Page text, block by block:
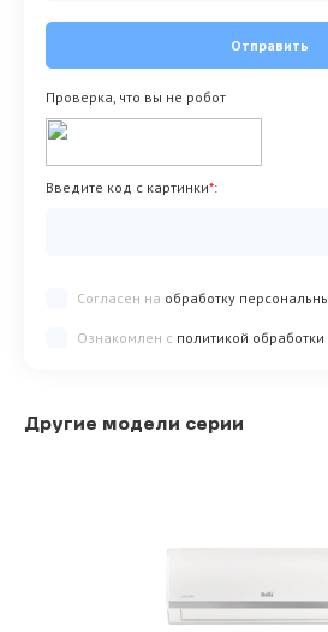
Отправить
Проверка, что вы не робот
Введите код с картинки*:
Согласен на обработку
Ознакомлен с политикой
Другие модели серии